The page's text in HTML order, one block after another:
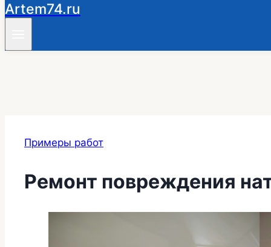
Artem74.ru
Примеры работ
Ремонт повреждения